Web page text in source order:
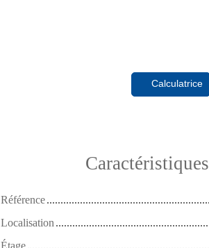
Calculatrice
Caractéristiques
Référence
Localisation
Étage